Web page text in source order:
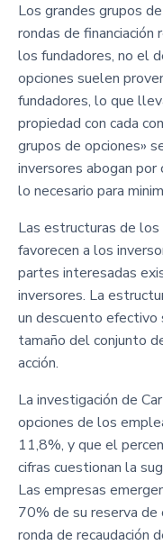
Los grandes grupos
rondas de
los fundadores, no el
opciones suelen
fundadores, lo que
propiedad con cada
grupos de opciones»
inversores abogan por
lo necesario para
Las estructuras de
favorecen a los
partes interesadas
inversores. La
un descuento efectivo
tamaño del conjunto
acción.
La investigación de
opciones de los
11,8%, y que el
cifras cuestionan la
Las empresas
70% de su reserva de
ronda de recaudación